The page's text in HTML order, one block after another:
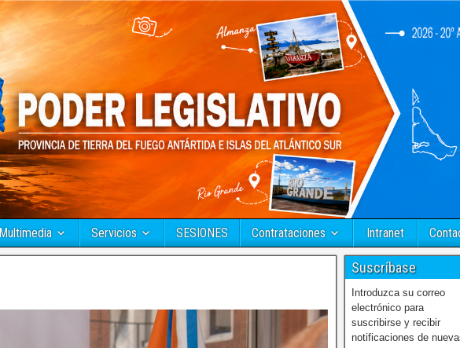
Multimedia Servicios SESIONES Contrataciones Intranet
Suscríbase
Introduzca su correo
electrónico para
suscribirse y recibir
notificaciones de